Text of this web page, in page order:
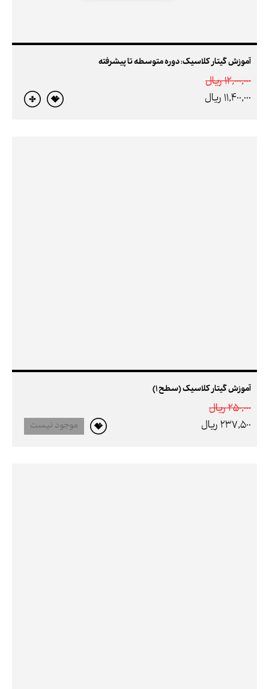
آموزش گیتار کلاسیک: دوره متوسطه تا پیشرفته
12,000,000 ريال
11,400,000 ريال
آموزش گیتار کلاسیک (سطح 1)
250,000 ريال
237,500 ريال
موجود نیست